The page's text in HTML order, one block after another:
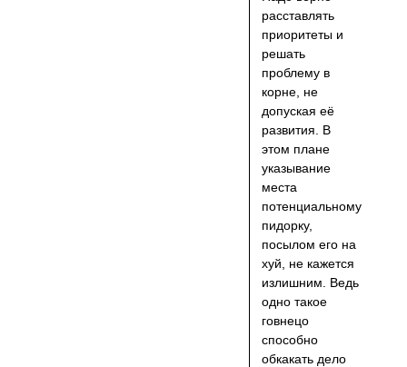
расставлять
приоритеты и
решать
проблему в
корне, не
допуская её
развития. В
этом плане
указывание
места
потенциальному
пидорку,
посылом его на
хуй, не кажется
излишним. Ведь
одно такое
говнецо
способно
обкакать дело